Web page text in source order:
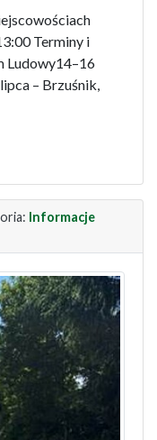
Terminy i
Ludowy14–16
– Brzuśnik,
Informacje